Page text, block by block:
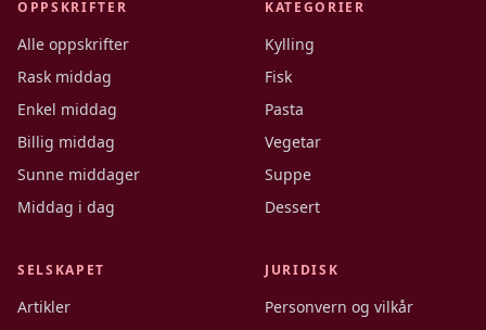
OPPSKRIFTER
Alle oppskrifter
Rask middag
Enkel middag
Billig middag
Sunne middager
Middag i dag
KATEGORIER
Kylling
Fisk
Pasta
Vegetar
Suppe
Dessert
SELSKAPET
Artikler
JURIDISK
Personvern og vilkår